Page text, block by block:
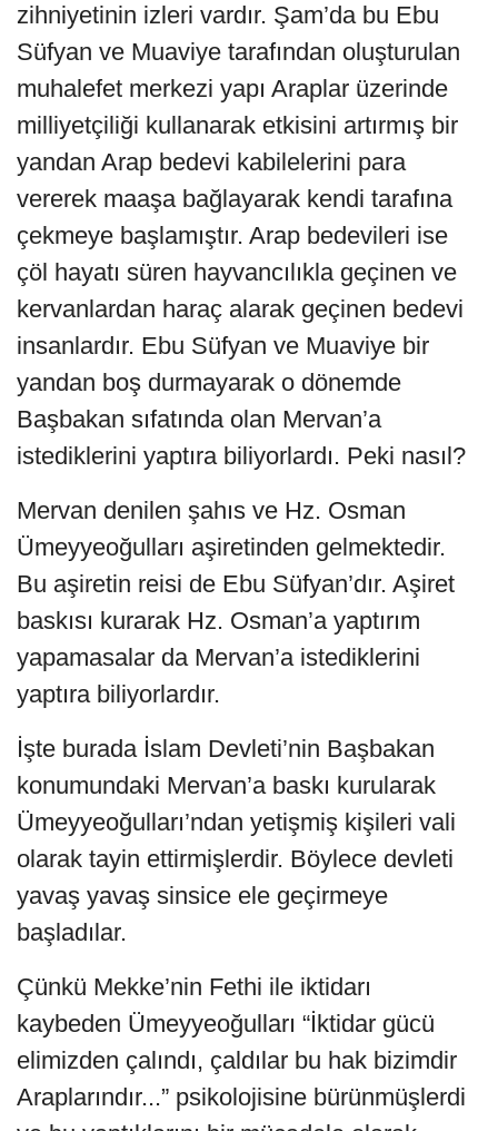
zihniyetinin izleri vardır. Şam’da bu Ebu
Süfyan ve Muaviye tarafından oluşturulan
muhalefet merkezi yapı Araplar üzerinde
milliyetçiliği kullanarak etkisini artırmış bir
yandan Arap bedevi kabilelerini para
vererek maaşa bağlayarak kendi tarafına
çekmeye başlamıştır. Arap bedevileri ise
çöl hayatı süren hayvancılıkla geçinen ve
kervanlardan haraç alarak geçinen bedevi
insanlardır. Ebu Süfyan ve Muaviye bir
yandan boş durmayarak o dönemde
Başbakan sıfatında olan Mervan’a
istediklerini yaptıra biliyorlardı. Peki nasıl?
Mervan denilen şahıs ve Hz. Osman
Ümeyyeoğulları aşiretinden gelmektedir.
Bu aşiretin reisi de Ebu Süfyan’dır. Aşiret
baskısı kurarak Hz. Osman’a yaptırım
yapamasalar da Mervan’a istediklerini
yaptıra biliyorlardır.
İşte burada İslam Devleti’nin Başbakan
konumundaki Mervan’a baskı kurularak
Ümeyyeoğulları’ndan yetişmiş kişileri vali
olarak tayin ettirmişlerdir. Böylece devleti
yavaş yavaş sinsice ele geçirmeye
başladılar.
Çünkü Mekke’nin Fethi ile iktidarı
kaybeden Ümeyyeoğulları “İktidar gücü
elimizden çalındı, çaldılar bu hak bizimdir
Araplarındır...” psikolojisine bürünmüşlerdi